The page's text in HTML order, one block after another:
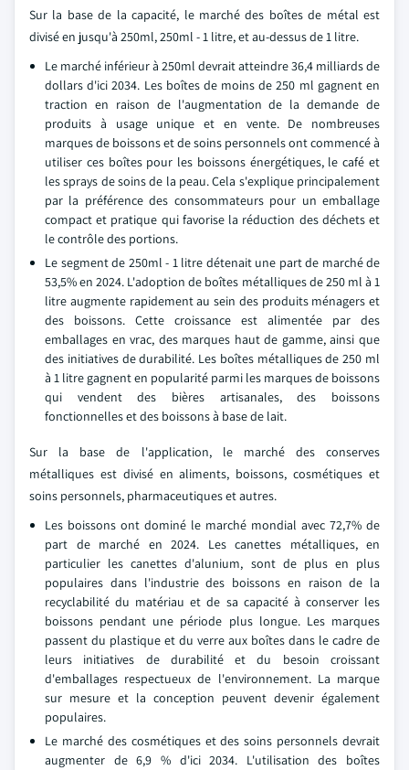
Sur la base de la capacité, le marché des boîtes de métal est
divisé en jusqu'à 250ml, 250ml - 1 litre, et au-dessus de 1 litre.
Le marché inférieur à 250ml devrait atteindre 36,4 milliards de
dollars d'ici 2034. Les boîtes de moins de 250 ml gagnent en
traction en raison de l'augmentation de la demande de
produits à usage unique et en vente. De nombreuses
marques de boissons et de soins personnels ont commencé à
utiliser ces boîtes pour les boissons énergétiques, le café et
les sprays de soins de la peau. Cela s'explique principalement
par la préférence des consommateurs pour un emballage
compact et pratique qui favorise la réduction des déchets et
le contrôle des portions.
Le segment de 250ml - 1 litre détenait une part de marché de
53,5% en 2024. L'adoption de boîtes métalliques de 250 ml à 1
litre augmente rapidement au sein des produits ménagers et
des boissons. Cette croissance est alimentée par des
emballages en vrac, des marques haut de gamme, ainsi que
des initiatives de durabilité. Les boîtes métalliques de 250 ml
à 1 litre gagnent en popularité parmi les marques de boissons
qui vendent des bières artisanales, des boissons
fonctionnelles et des boissons à base de lait.
Sur la base de l'application, le marché des conserves
métalliques est divisé en aliments, boissons, cosmétiques et
soins personnels, pharmaceutiques et autres.
Les boissons ont dominé le marché mondial avec 72,7% de
part de marché en 2024. Les canettes métalliques, en
particulier les canettes d'alunium, sont de plus en plus
populaires dans l'industrie des boissons en raison de la
recyclabilité du matériau et de sa capacité à conserver les
boissons pendant une période plus longue. Les marques
passent du plastique et du verre aux boîtes dans le cadre de
leurs initiatives de durabilité et du besoin croissant
d'emballages respectueux de l'environnement. La marque
sur mesure et la conception peuvent devenir également
populaires.
Le marché des cosmétiques et des soins personnels devrait
augmenter de 6,9 % d'ici 2034. L'utilisation des boîtes